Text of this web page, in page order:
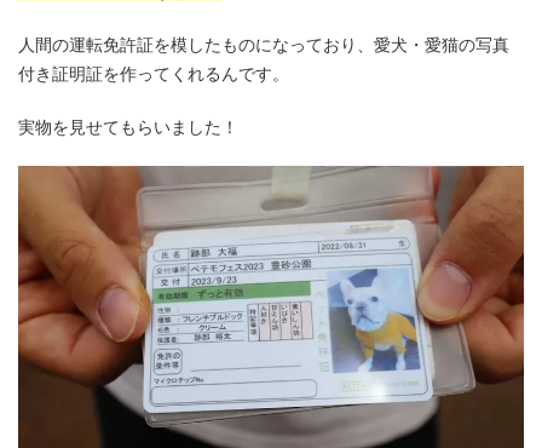
人間の運転免許証を模したものになっており、愛犬・愛猫の写真
付き証明証を作ってくれるんです。
実物を見せてもらいました！